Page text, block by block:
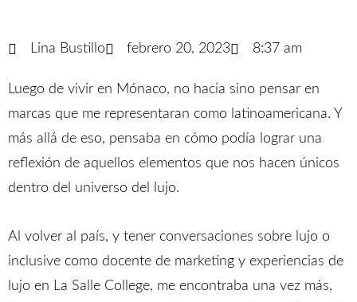
Lina Bustillo febrero 20, 2023 8:37 am
Luego de vivir en Mónaco, no hacia sino pensar en
marcas que me representaran como latinoamericana. Y
más allá de eso, pensaba en cómo podía lograr una
reflexión de aquellos elementos que nos hacen únicos
dentro del universo del lujo.
Al volver al país, y tener conversaciones sobre lujo o
inclusive como docente de marketing y experiencias de
lujo en La Salle College, me encontraba una vez más,